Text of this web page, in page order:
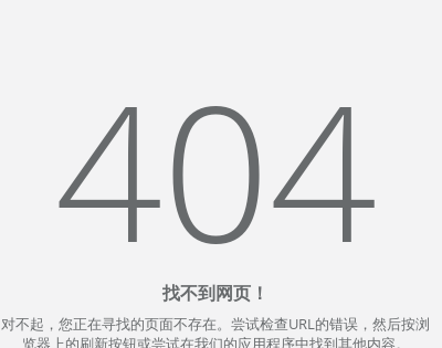
404
找不到网页！
对不起，您正在寻找的页面不存在。尝试检查URL的错误，然后按浏
览器上的刷新按钮或尝试在我们的应用程序中找到其他内容。